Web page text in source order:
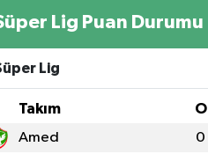
Lig Puan Durumu
Lig
Takım O
Amed 0